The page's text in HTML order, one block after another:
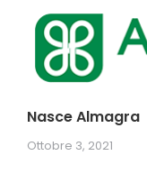
Nasce Almagra
Ottobre 3, 2021